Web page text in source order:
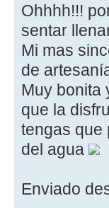
Ohhhh!!!
sentar
Mi mas
de
Muy bonita
que la
tengas que
del agua
Enviado